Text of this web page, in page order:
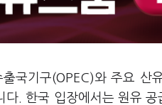
국기구(OPEC)와 주요 산
. 한국 입장에서는 원유